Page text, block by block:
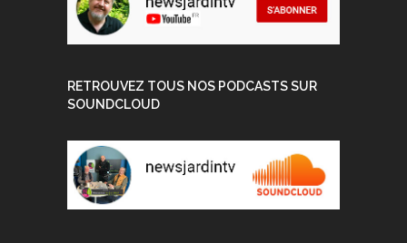
RETROUVEZ TOUS NOS PODCASTS SUR
SOUNDCLOUD